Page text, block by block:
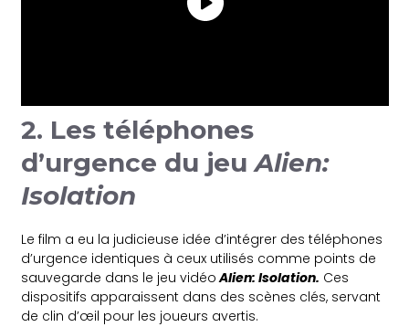
2. Les téléphones
d’urgence du jeuAlien:
Isolation
Le film a eu la judicieuse idée d’intégrer des téléphones
d’urgence identiques à ceux utilisés comme points de
sauvegarde dans le jeu vidéoAlien: Isolation. Ces
dispositifs apparaissent dans des scènes clés, servant
de clin d’œil pour les joueurs avertis.